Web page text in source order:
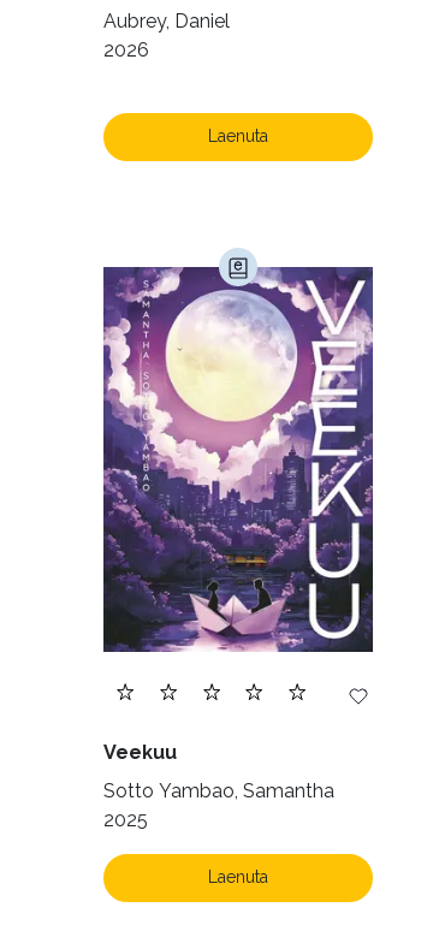
Aubrey, Daniel
2026
Laenuta
Veekuu
Sotto Yambao, Samantha
2025
Laenuta